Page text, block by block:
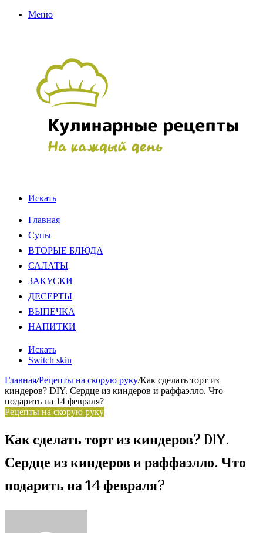
Меню
Искать
Главная
Супы
ВТОРЫЕ БЛЮДА
САЛАТЫ
ЗАКУСКИ
ДЕСЕРТЫ
ВЫПЕЧКА
НАПИТКИ
Искать
Switch skin
Главная/Рецепты на скорую руку/Как сделать торт из
киндеров? DIY. Сердце из киндеров и раффаэлло. Что
подарить на 14 февраля?
Рецепты на скорую руку
Как сделать торт из киндеров? DIY.
Сердце из киндеров и раффаэлло. Что
подарить на 14 февраля?